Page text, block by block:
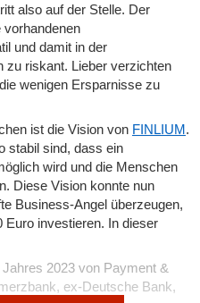
also auf der Stelle. Der
vorhandenen
und damit in der
zu riskant. Lieber verzichten
wenigen Ersparnisse zu
ist die Vision von FINLIUM .
stabil sind, dass ein
wird und die Menschen
Diese Vision konnte nun
Business-Angel überzeugen,
investieren. In dieser
2023 von Payment &
ex-Deutsche Bank,